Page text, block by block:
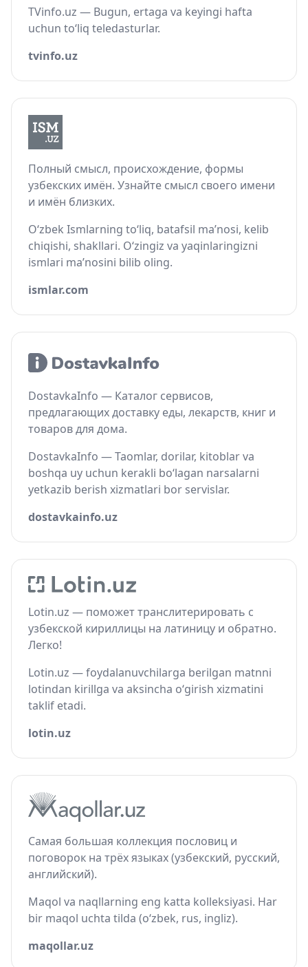
TVinfo.uz — Bugun, ertaga va keyingi hafta
uchun to‘liq teledasturlar.
tvinfo.uz
Полный смысл, происхождение, формы
узбекских имён. Узнайте смысл своего имени
и имён близких.
O‘zbek Ismlarning to‘liq, batafsil ma’nosi, kelib
chiqishi, shakllari. O‘zingiz va yaqinlaringizni
ismlari ma’nosini bilib oling.
ismlar.com
DostavkaInfo — Каталог сервисов,
предлагающих доставку еды, лекарств, книг и
товаров для дома.
DostavkaInfo — Taomlar, dorilar, kitoblar va
boshqa uy uchun kerakli bo‘lagan narsalarni
yetkazib berish xizmatlari bor servislar.
dostavkainfo.uz
Lotin.uz — поможет транслитерировать с
узбекской кириллицы на латиницу и обратно.
Легко!
Lotin.uz — foydalanuvchilarga berilgan matnni
lotindan kirillga va aksincha o‘girish xizmatini
taklif etadi.
lotin.uz
Самая большая коллекция пословиц и
поговорок на трёх языках (узбекский, русский,
английский).
Maqol va naqllarning eng katta kolleksiyasi. Har
bir maqol uchta tilda (o‘zbek, rus, ingliz).
maqollar.uz